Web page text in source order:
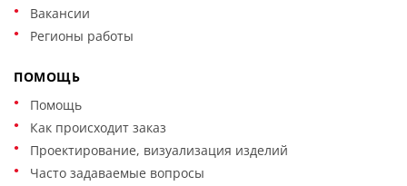
Вакансии
Регионы работы
ПОМОЩЬ
Помощь
Как происходит заказ
Проектирование, визуализация изделий
Часто задаваемые вопросы